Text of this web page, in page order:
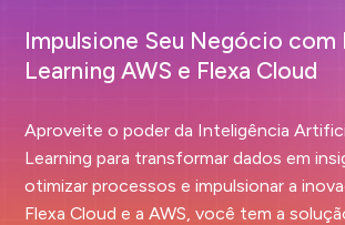
Impulsione Seu Negócio com
Learning AWS e Flexa Cloud
Aproveite o poder da Inteligência
Learning para transformar dados em
otimizar processos e impulsionar a
Flexa Cloud e a AWS, você tem a